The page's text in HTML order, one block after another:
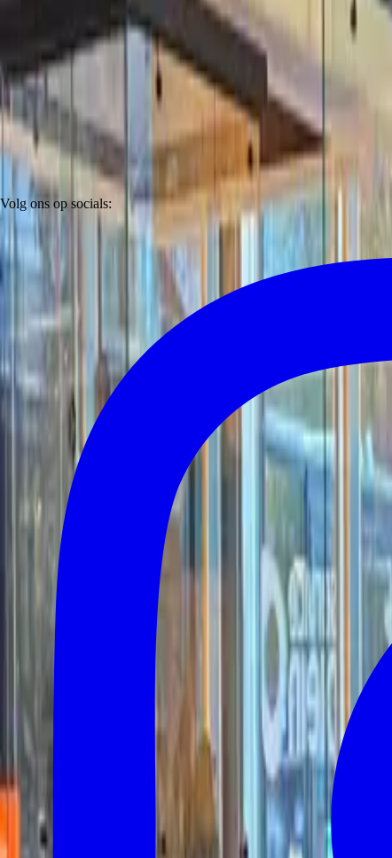
Volg ons op socials: